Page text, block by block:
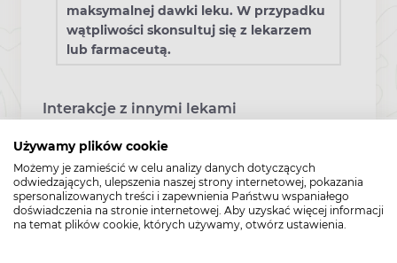
Używamy plików cookie
Możemy je zamieścić w celu analizy danych dotyczących
odwiedzających, ulepszenia naszej strony internetowej, pokazania
spersonalizowanych treści i zapewnienia Państwu wspaniałego
doświadczenia na stronie internetowej. Aby uzyskać więcej informacji
na temat plików cookie, których używamy, otwórz ustawienia.
maksymalnej dawki leku. W przypadku
wątpliwości skonsultuj się z lekarzem
lub farmaceutą.
Interakcje z innymi lekami
Fiolet gencjanowy traci działanie w zawiesinie
bentonitu, z którym wiąże się, tworząc trwały
kompleks. Obniżenie pH oraz obecność
materii organicznej (ropa, wydzieliny) osłabia
działanie preparatu.